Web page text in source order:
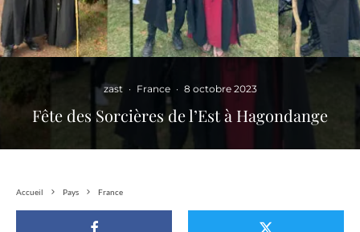
zast · France · 8 octobre 2023
Fête des Sorcières de l’Est à Hagondange
Accueil Pays France